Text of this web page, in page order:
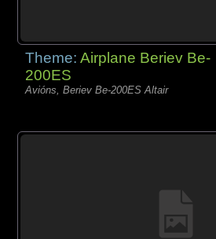
Theme:Airplane Beriev Be-
200ES
Avións, Beriev Be-200ES Altair